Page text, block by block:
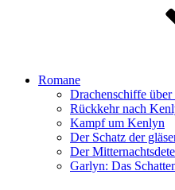
Romane
Drachenschiffe
Rückkehr nach
Kampf um Kenlyn
Der Schatz der
Der
Garlyn: Das